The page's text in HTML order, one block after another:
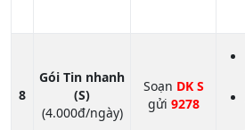
8
Gói Tin nhanh
(S)
(4.000đ/ngày)
Soạn DK S
gửi 9278